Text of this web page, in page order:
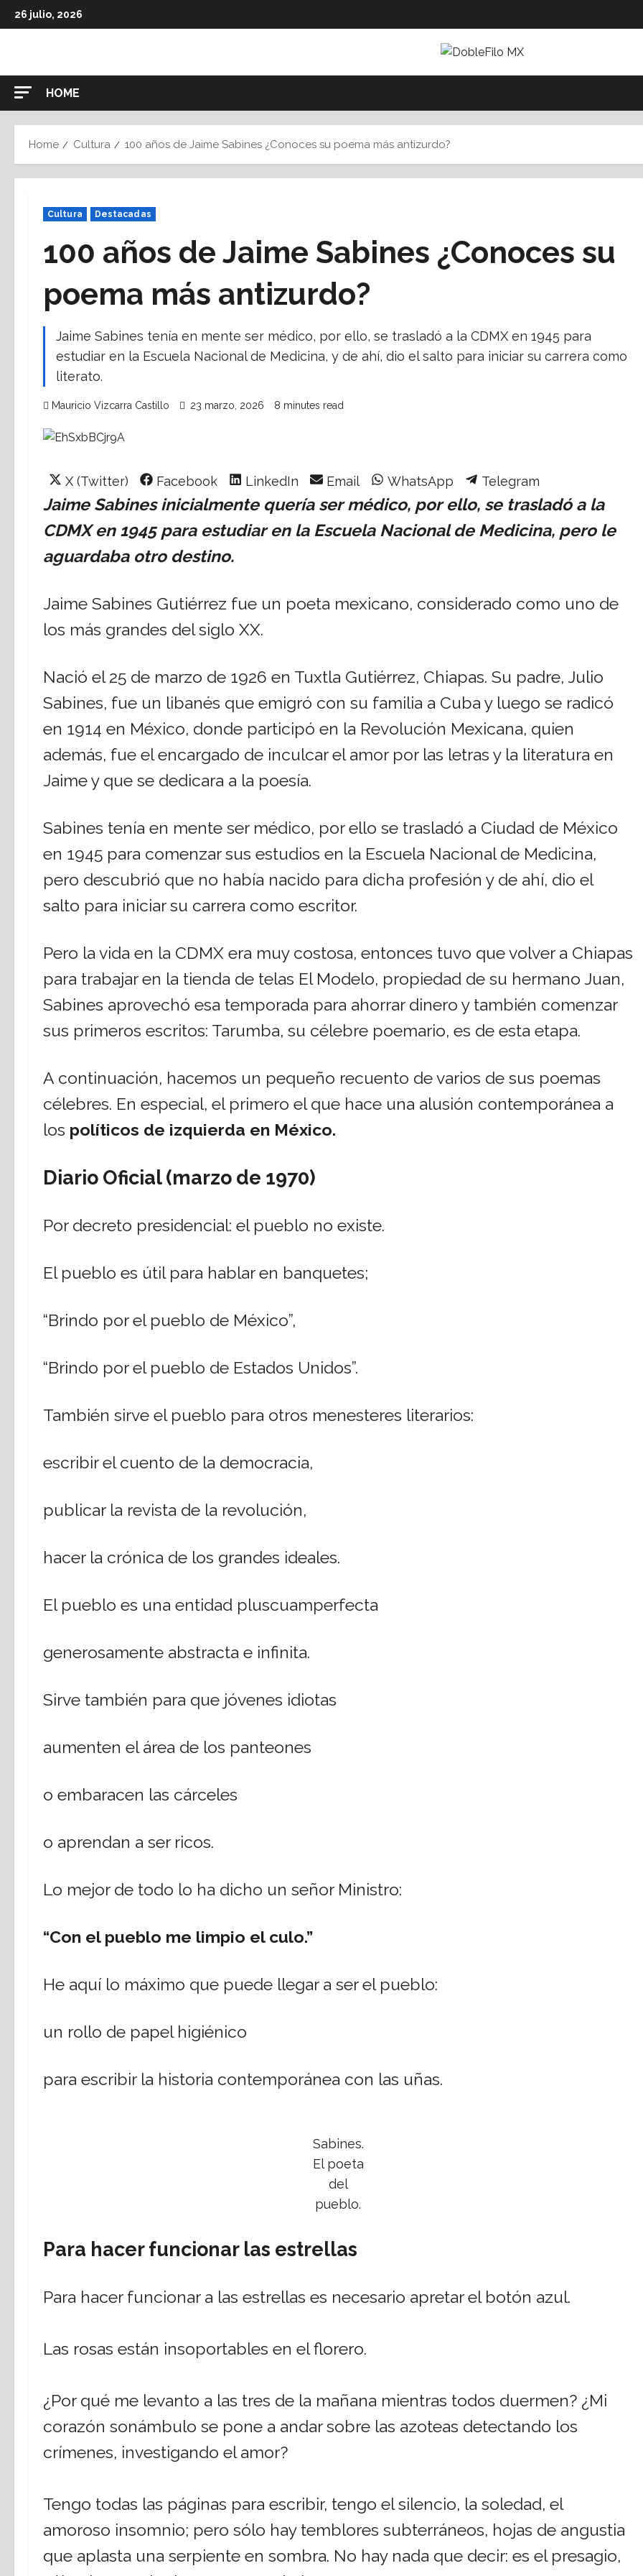
Skip
to
26 julio, 2026
HOME
Home Cultura 100 años de Jaime Sabines ¿Conoces su poema más antizurdo?
Cultura Destacadas
100 años de Jaime Sabines ¿Conoces su
poema más antizurdo?
Jaime Sabines tenía en mente ser médico, por ello, se trasladó a la CDMX en 1945 para
estudiar en la Escuela Nacional de Medicina, y de ahí, dio el salto para iniciar su carrera como
literato.
Mauricio Vizcarra Castillo 23 marzo, 2026 8 minutes read
Share
on
X (Twitter)
Share
on
Facebook
Share
on
LinkedIn
Share
on
Email
Share
on
WhatsApp
Share
on
Telegram
Jaime Sabines inicialmente quería ser médico, por ello, se trasladó a la
CDMX en 1945 para estudiar en la Escuela Nacional de Medicina, pero le
aguardaba otro destino.
Jaime Sabines Gutiérrez fue un poeta mexicano, considerado como uno de
los más grandes del siglo XX.
Nació el 25 de marzo de 1926 en Tuxtla Gutiérrez, Chiapas. Su padre, Julio
Sabines, fue un libanés que emigró con su familia a Cuba y luego se radicó
en 1914 en México, donde participó en la Revolución Mexicana, quien
además, fue el encargado de inculcar el amor por las letras y la literatura en
Jaime y que se dedicara a la poesía.
Sabines tenía en mente ser médico, por ello se trasladó a Ciudad de México
en 1945 para comenzar sus estudios en la Escuela Nacional de Medicina,
pero descubrió que no había nacido para dicha profesión y de ahí, dio el
salto para iniciar su carrera como escritor.
Pero la vida en la CDMX era muy costosa, entonces tuvo que volver a Chiapas
para trabajar en la tienda de telas El Modelo, propiedad de su hermano Juan,
Sabines aprovechó esa temporada para ahorrar dinero y también comenzar
sus primeros escritos: Tarumba, su célebre poemario, es de esta etapa.
A continuación, hacemos un pequeño recuento de varios de sus poemas
célebres. En especial, el primero el que hace una alusión contemporánea a
los políticos de izquierda en México.
Diario Oficial (marzo de 1970)
Por decreto presidencial: el pueblo no existe.
El pueblo es útil para hablar en banquetes;
“Brindo por el pueblo de México”,
“Brindo por el pueblo de Estados Unidos”.
También sirve el pueblo para otros menesteres literarios:
escribir el cuento de la democracia,
publicar la revista de la revolución,
hacer la crónica de los grandes ideales.
El pueblo es una entidad pluscuamperfecta
generosamente abstracta e infinita.
Sirve también para que jóvenes idiotas
aumenten el área de los panteones
o embaracen las cárceles
o aprendan a ser ricos.
Lo mejor de todo lo ha dicho un señor Ministro:
“Con el pueblo me limpio el culo.”
He aquí lo máximo que puede llegar a ser el pueblo:
un rollo de papel higiénico
para escribir la historia contemporánea con las uñas.
Sabines.
El poeta
del
pueblo.
Para hacer funcionar las estrellas
Para hacer funcionar a las estrellas es necesario apretar el botón azul.
Las rosas están insoportables en el florero.
¿Por qué me levanto a las tres de la mañana mientras todos duermen? ¿Mi
corazón sonámbulo se pone a andar sobre las azoteas detectando los
crímenes, investigando el amor?
Tengo todas las páginas para escribir, tengo el silencio, la soledad, el
amoroso insomnio; pero sólo hay temblores subterráneos, hojas de angustia
que aplasta una serpiente en sombra. No hay nada que decir: es el presagio,